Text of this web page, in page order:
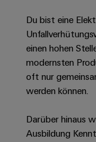
Lösungen
für
verschiedene
Segmente
der
Maschinen
und
Öl
IIoT
&
Software
Industrial
Analytics
Industrial
&
Software
Reparatur
und
Ersatzteile
Trainings
und
Webinare
IIoT
and
Partner
Netzwerk
and
Aktuelle
Termine
für
Du bist eine
einen hohen
modernsten
oft nur
werden können.
Darüber hinaus
Ausbildung